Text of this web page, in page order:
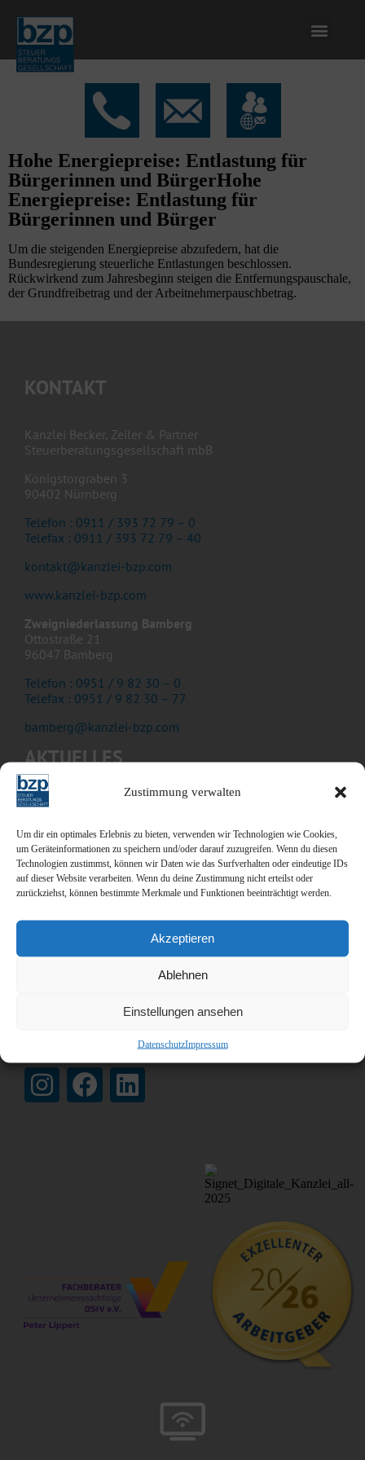
Zustimmung verwalten
Um dir ein optimales Erlebnis zu bieten, verwenden wir Technologien wie Cookies,
um Geräteinformationen zu speichern und/oder darauf zuzugreifen. Wenn du diesen
Technologien zustimmst, können wir Daten wie das Surfverhalten oder eindeutige IDs
auf dieser Website verarbeiten. Wenn du deine Zustimmung nicht erteilst oder
zurückziehst, können bestimmte Merkmale und Funktionen beeinträchtigt werden.
Akzeptieren
Ablehnen
Einstellungen ansehen
DatenschutzImpressum
Hohe Energiepreise: Entlastung für
Bürgerinnen und BürgerHohe
Energiepreise: Entlastung für
Bürgerinnen und Bürger
Um die steigenden Energiepreise abzufedern, hat die
Bundesregierung steuerliche Entlastungen beschlossen.
Rückwirkend zum Jahresbeginn steigen die Entfernungspauschale,
der Grundfreibetrag und der Arbeitnehmerpauschbetrag.
KONTAKT
Kanzlei Becker, Zeiler & Partner
Steuerberatungsgesellschaft mbB
Königstorgraben 3
90402 Nürnberg
Telefon : 0911 / 393 72 79 – 0
Telefax : 0911 / 393 72 79 – 40
kontakt@kanzlei-bzp.com
www.kanzlei-bzp.com
Zweigniederlassung Bamberg
Ottostraße 21
96047 Bamberg
Telefon : 0951 / 9 82 30 – 0
Telefax : 0951 / 9 82 30 – 77
bamberg@kanzlei-bzp.com
AKTUELLES
Der Feed hat keine Einträge.
JOBS bei bzp
Steuerfachwirt/Steuerfachangestellter
Wir suchen für Nürnberg einen Steuerfachwirt/
Steuefachangestellter (m/w/d) in Vollzeit.
Wir suchen für Nürnberg einen Steuerberater
(m/w/d) in Vollzeit, mit konkreter